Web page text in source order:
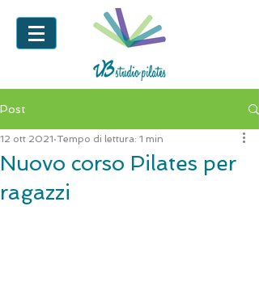
Post
Nuovo corso Pilates per
ragazzi
12 ott 2021 Tempo di lettura: 1 min